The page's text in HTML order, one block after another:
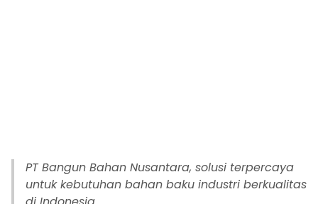
PT Bangun Bahan Nusantara, solusi terpercaya
untuk kebutuhan bahan baku industri berkualitas